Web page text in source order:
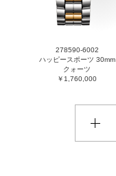
278590-6002
ハッピースポーツ 30mm
クォーツ
￥1,760,000